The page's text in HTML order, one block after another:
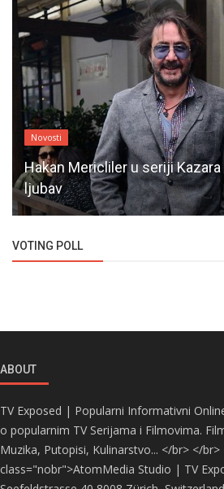
Novosti
Hakan Mericliler u seriji
ljubav
VOTING POLL
ABOUT
TV Exposed | Popularni Informativni
o popularnim TV Serijama i Filmovima.
Muzika, Putopisi, Kulinarstvo... </br> </br>
class="nobr">AtomMedia Studio | TV